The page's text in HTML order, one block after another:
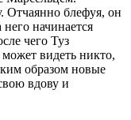
Отчаянно блефуя, он
начинается
чего Туз
видеть никто,
образом новые
вдову и